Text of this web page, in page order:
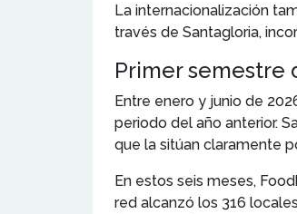
La internacionalización
través de Santagloria,
Primer semestre
Entre enero y junio de
periodo del año anterior.
que la sitúan claramente
En estos seis meses,
red alcanzó los 316